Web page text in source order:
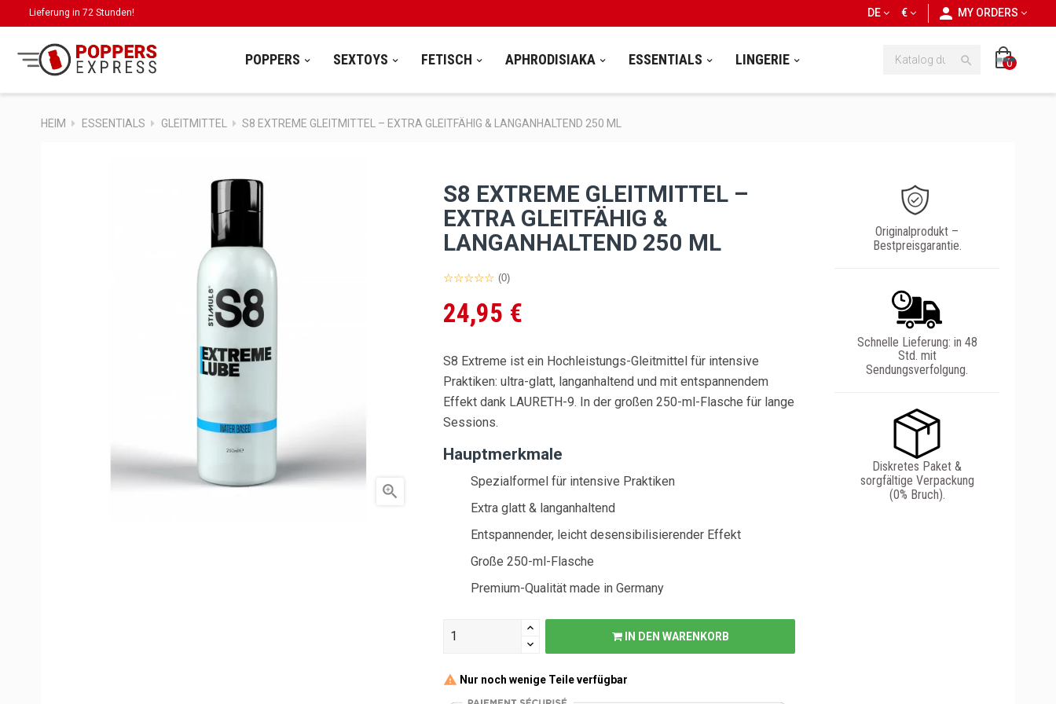
Lieferung in 72 Stunden! personnMY ORDERS
€
DE
POPPERS SEXTOYS FETISCH APHRODISIAKA ESSENTIALS LINGERIE  0
HEIM ESSENTIALS GLEITMITTEL S8 EXTREME GLEITMITTEL – EXTRA GLEITFÄHIG & LANGANHALTEND 250 ML

S8 EXTREME GLEITMITTEL –
EXTRA GLEITFÄHIG &
LANGANHALTEND 250 ML
(0)
24,95 €
S8 Extreme ist ein Hochleistungs-Gleitmittel für intensive
Praktiken: ultra-glatt, langanhaltend und mit entspannendem
Effekt dank LAURETH-9. In der großen 250-ml-Flasche für lange
Sessions.
Hauptmerkmale
Spezialformel für intensive Praktiken
Extra glatt & langanhaltend
Entspannender, leicht desensibilisierender Effekt
Große 250-ml-Flasche
Premium-Qualität made in Germany
IN DEN WARENKORB
Nur noch wenige Teile verfügbar
Originalprodukt –
Bestpreisgarantie.
Schnelle Lieferung: in 48
Std. mit
Sendungsverfolgung.
Diskretes Paket &
sorgfältige Verpackung
(0% Bruch).